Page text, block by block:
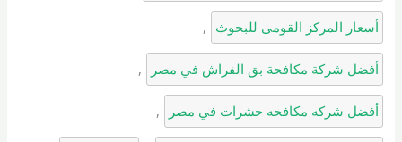
أسعار المركز القومى للبحوث ,
أفضل شركة مكافحة بق الفراش في مصر ,
أفضل شركه مكافحه حشرات في مصر ,